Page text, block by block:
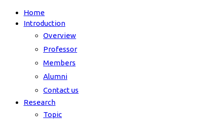
Home
Introduction
Overview
Professor
Members
Alumni
Contact us
Research
Topic